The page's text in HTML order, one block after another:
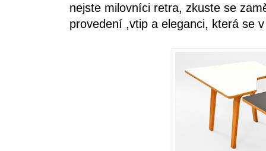
nejste milovníci retra, zkuste se
provedení ,vtip a eleganci, která se